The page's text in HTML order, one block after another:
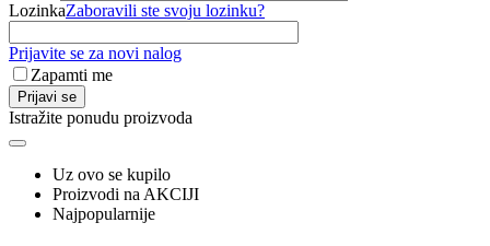
LozinkaZaboravili ste svoju lozinku?
Prijavite se za novi nalog
Zapamti me
Prijavi se
Istražite ponudu proizvoda
Uz ovo se kupilo
Proizvodi na AKCIJI
Najpopularnije